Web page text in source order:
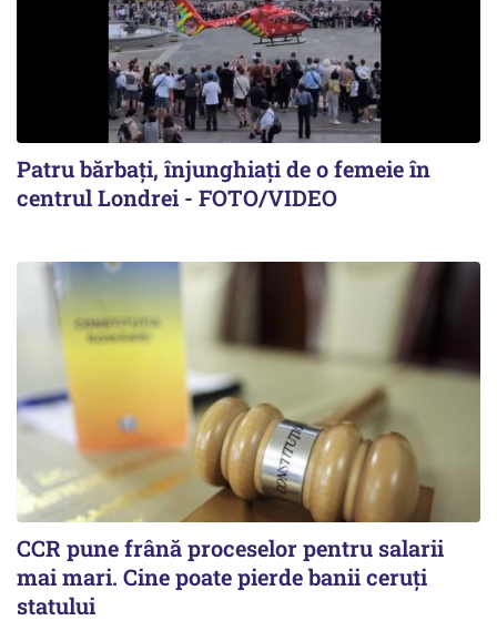
Patru bărbați, înjunghiați de o femeie în
centrul Londrei - FOTO/VIDEO
CCR pune frână proceselor pentru salarii
mai mari. Cine poate pierde banii ceruți
statului